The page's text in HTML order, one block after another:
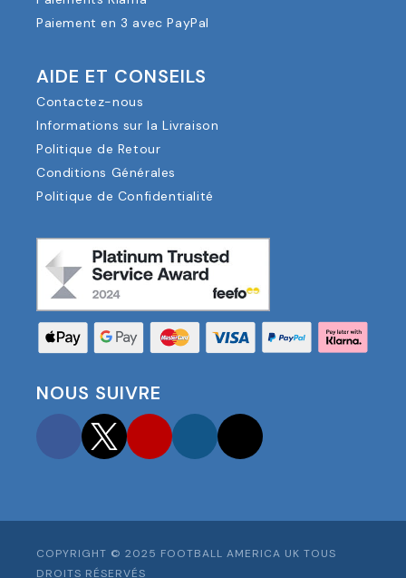
Paiement en 3 avec PayPal
AIDE ET CONSEILS
Contactez-nous
Informations sur la Livraison
Politique de Retour
Conditions Générales
Politique de Confidentialité
NOUS SUIVRE
FacebookTwitterYouTubeInstagram
COPYRIGHT © 2025 FOOTBALL AMERICA UK TOUS
DROITS RÉSERVÉS